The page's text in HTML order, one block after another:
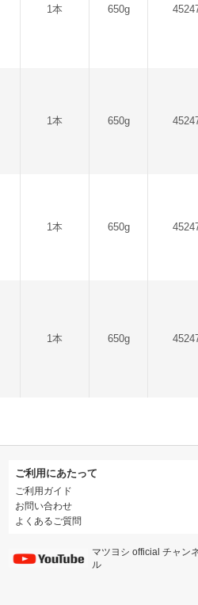
1本 650g
1本 650g
1本 650g
1本 650g
ご利用にあたって
ご利用ガイド
お問い合わせ
よくあるご質問
マツヨシ official チャン
ル